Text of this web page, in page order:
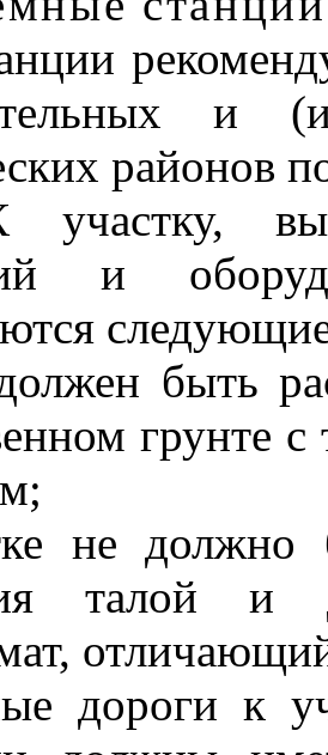
и
районов
и
быть
грунте
не должно
талой
дороги к